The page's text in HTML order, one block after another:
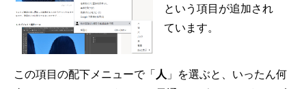
という項目が追加され
ています。
この項目の配下メニューで「人」を選ぶと、いったん何